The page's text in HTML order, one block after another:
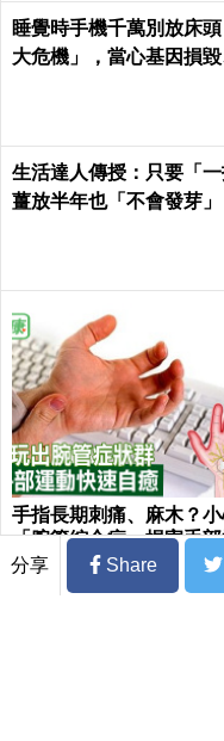
睡覺時手機千萬別放床
大危機」，當心基因損
生活達人傳授：只要「一
薑放半年也「不會發芽
手指長期刺痛、麻木？
「腕管綜合症」損害手
經！15秒「手部伸展」
練，別讓身體空「腕」惜
分享 Share